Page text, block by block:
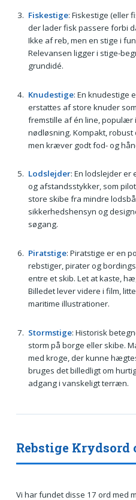
Fiskestige: Fiskestige (eller
der lader fisk passere forbi
Ikke af reb, men en stige i
Relevansen ligger i stige-
grundidé.
Knudestige: En knudestige
erstattes af store knuder
fremstille af én line, populær
nødløsning. Kompakt,
men kræver godt fod- og
Lodslejder: En lodslejder
og afstandsstykker, som
store skibe fra mindre
sikkerhedshensyn og
søgang.
Piratstige: Piratstige er en
rebstiger, pirater og
entre et skib. Let at kaste,
Billedet lever videre i film,
maritime illustrationer.
Stormstige: Historisk
storm på borge eller skibe.
med kroge, der kunne
bruges det billedligt om
adgang i vanskeligt terræn.
Rebstige Krydsord
Vi har fundet disse 17 ord med